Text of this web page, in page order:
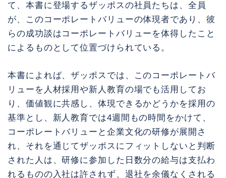
て、本書に登場するザッポスの社員たちは、全員
が、このコーポレートバリューの体現者であり、彼
らの成功談はコーポレートバリューを体得したこと
によるものとして位置づけられている。
本書によれば、ザッポスでは、このコーポレートバ
リューを人材採用や新人教育の場でも活用してお
り、価値観に共感し、体現できるかどうかを採用の
基準とし、新人教育では4週間もの時間をかけて、
コーポレートバリューと企業文化の研修が展開さ
れ、それを通じてザッポスにフィットしないと判断
された人は、研修に参加した日数分の給与は支払わ
れるものの入社は許されず、退社を余儀なくされる